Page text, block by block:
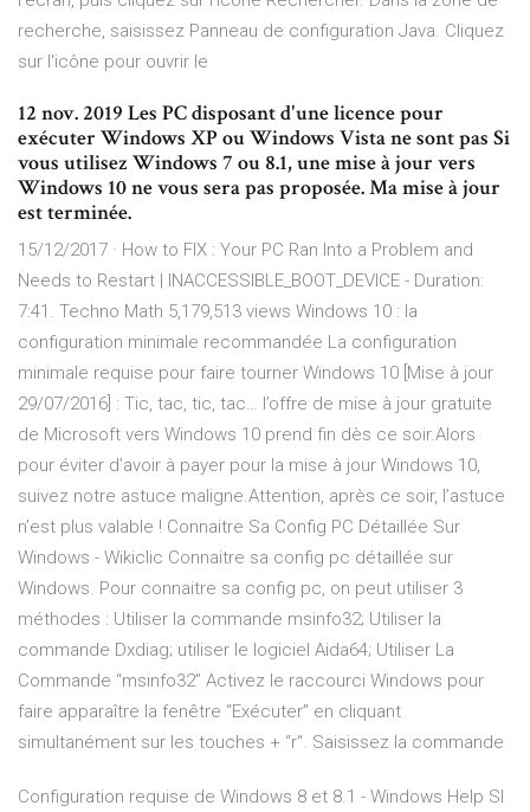
recherche, saisissez Panneau de configuration Java. Cliquez
sur l'icône pour ouvrir le
12 nov. 2019 Les PC disposant d'une licence pour
exécuter Windows XP ou Windows Vista ne sont pas Si
vous utilisez Windows 7 ou 8.1, une mise à jour vers
Windows 10 ne vous sera pas proposée. Ma mise à jour
est terminée.
15/12/2017 · How to FIX : Your PC Ran Into a Problem and
Needs to Restart | INACCESSIBLE_BOOT_DEVICE - Duration:
7:41. Techno Math 5,179,513 views Windows 10 : la
configuration minimale recommandée La configuration
minimale requise pour faire tourner Windows 10 [Mise à jour
29/07/2016] : Tic, tac, tic, tac… l’offre de mise à jour gratuite
de Microsoft vers Windows 10 prend fin dès ce soir.Alors
pour éviter d’avoir à payer pour la mise à jour Windows 10,
suivez notre astuce maligne.Attention, après ce soir, l’astuce
n’est plus valable ! Connaitre Sa Config PC Détaillée Sur
Windows - Wikiclic Connaitre sa config pc détaillée sur
Windows. Pour connaitre sa config pc, on peut utiliser 3
méthodes : Utiliser la commande msinfo32; Utiliser la
commande Dxdiag; utiliser le logiciel Aida64; Utiliser La
Commande “msinfo32” Activez le raccourci Windows pour
faire apparaître la fenêtre “Exécuter” en cliquant
simultanément sur les touches + “r“. Saisissez la commande
Configuration requise de Windows 8 et 8.1 - Windows Help SI